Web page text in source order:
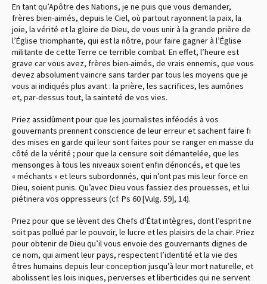
En tant qu’Apôtre des Nations, je ne puis que vous demander,
frères bien-aimés, depuis le Ciel, où partout rayonnent la paix, la
joie, la vérité et la gloire de Dieu, de vous unir à la grande prière de
l’Église triomphante, qui est la nôtre, pour faire gagner à l’Église
militante de cette Terre ce terrible combat. En effet, l’heure est
grave car vous avez, frères bien-aimés, de vrais ennemis, que vous
devez absolument vaincre sans tarder par tous les moyens que je
vous ai indiqués plus avant : la prière, les sacrifices, les aumônes
et, par-dessus tout, la sainteté de vos vies.
Priez assidûment pour que les journalistes inféodés à vos
gouvernants prennent conscience de leur erreur et sachent faire fi
des mises en garde qui leur sont faites pour se ranger en masse du
côté de la vérité ; pour que la censure soit démantelée, que les
mensonges à tous les niveaux soient enfin dénoncés, et que les
« méchants » et leurs subordonnés, qui n’ont pas mis leur force en
Dieu, soient punis. Qu’avec Dieu vous fassiez des prouesses, et lui
piétinera vos oppresseurs (cf. Ps 60 [Vulg. 59], 14).
Priez pour que se lèvent des Chefs d’État intègres, dont l’esprit ne
soit pas pollué par le pouvoir, le lucre et les plaisirs de la chair. Priez
pour obtenir de Dieu qu’il vous envoie des gouvernants dignes de
ce nom, qui aiment leur pays, respectent l’identité et la vie des
êtres humains depuis leur conception jusqu’à leur mort naturelle, et
abolissent les lois iniques, perverses et liberticides qui ne servent